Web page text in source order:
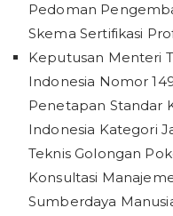
Pedoman
Skema Sertifikasi
Keputusan Menteri
Indonesia Nomor
Penetapan Standar
Indonesia Kategori
Teknis Golongan
Konsultasi
Sumberdaya